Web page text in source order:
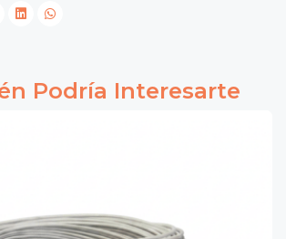
Podría Interesarte